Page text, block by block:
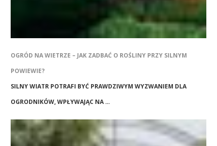
OGRÓD NA WIETRZE – JAK ZADBAĆ O ROŚLINY PRZY SILNYM
POWIEWIE?
SILNY WIATR POTRAFI BYĆ PRAWDZIWYM WYZWANIEM DLA
OGRODNIKÓW, WPŁYWAJĄC NA …